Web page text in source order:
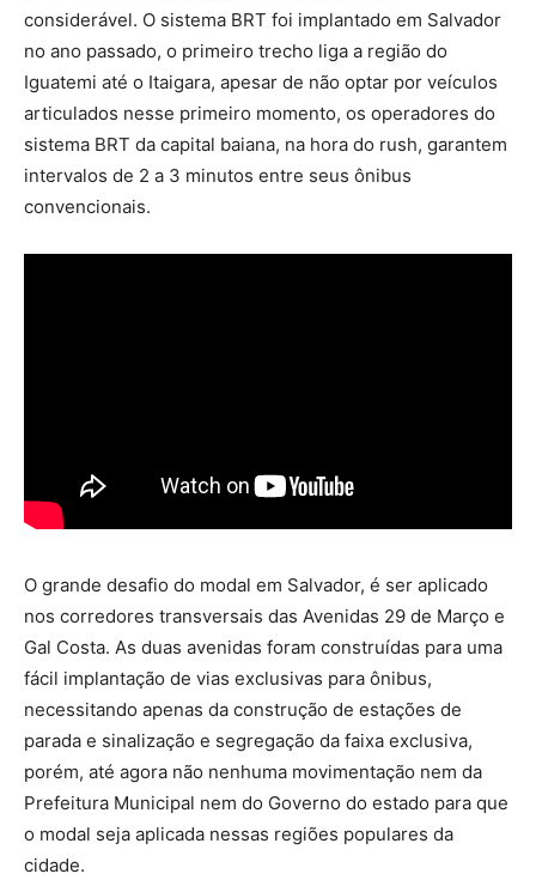
considerável. O sistema BRT foi implantado em Salvador
no ano passado, o primeiro trecho liga a região do
Iguatemi até o Itaigara, apesar de não optar por veículos
articulados nesse primeiro momento, os operadores do
sistema BRT da capital baiana, na hora do rush, garantem
intervalos de 2 a 3 minutos entre seus ônibus
convencionais.
O grande desafio do modal em Salvador, é ser aplicado
nos corredores transversais das Avenidas 29 de Março e
Gal Costa. As duas avenidas foram construídas para uma
fácil implantação de vias exclusivas para ônibus,
necessitando apenas da construção de estações de
parada e sinalização e segregação da faixa exclusiva,
porém, até agora não nenhuma movimentação nem da
Prefeitura Municipal nem do Governo do estado para que
o modal seja aplicada nessas regiões populares da
cidade.